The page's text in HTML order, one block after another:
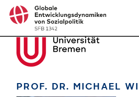
PROF. DR. MICHAEL